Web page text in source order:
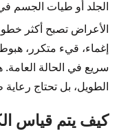
الجلد أو طيات الجسم
الأعراض تصبح أكثر
إغماء، قيء متكرر،
سريع في الحالة العامة.
الطويل، بل تحتاج
كيف يتم قياس